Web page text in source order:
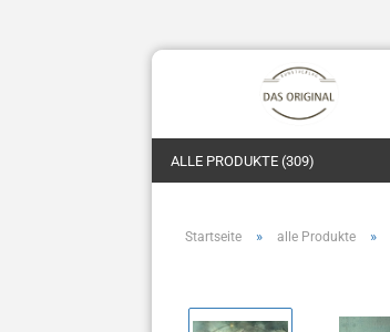
ALLE PRODUKTE (309)
Startseite » alle Produkte »